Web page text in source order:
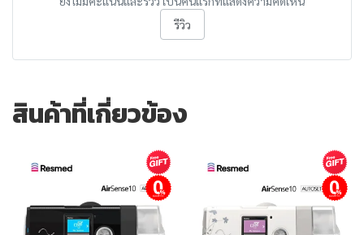
รีวิว
สินค้าที่เกี่ยวข้อง
ผ่อนชำระ ผ่อนชำระ